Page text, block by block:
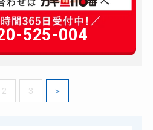
5,500円～
別途お見積り
10,000円～
525-004
2 3